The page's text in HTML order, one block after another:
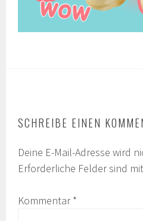
SCHREIBE EINEN
Deine E-Mail-Adresse wird
Erforderliche Felder sind mit
Kommentar*